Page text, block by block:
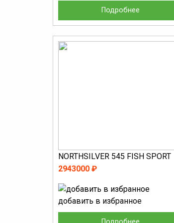
Подробнее
NORTHSILVER 545 FISH SPORT
2943000 ₽
добавить в избранное